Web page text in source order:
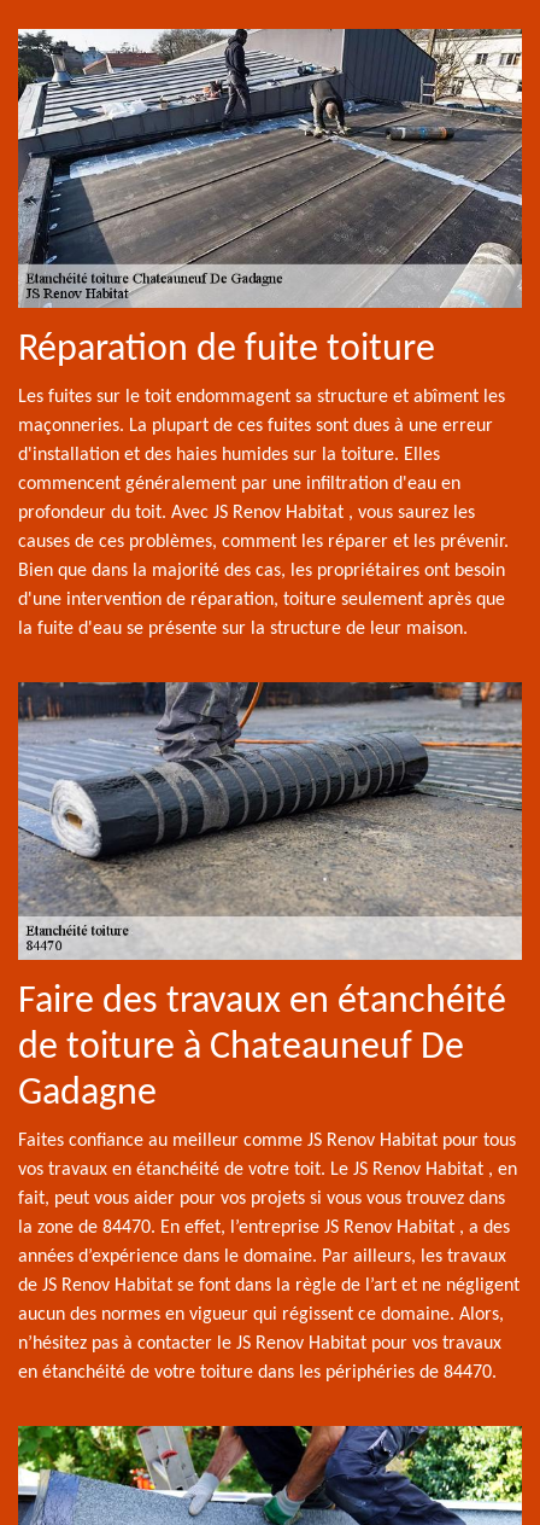
Réparation de fuite toiture
Les fuites sur le toit endommagent sa structure et abîment les
maçonneries. La plupart de ces fuites sont dues à une erreur
d'installation et des haies humides sur la toiture. Elles
commencent généralement par une infiltration d'eau en
profondeur du toit. Avec JS Renov Habitat , vous saurez les
causes de ces problèmes, comment les réparer et les prévenir.
Bien que dans la majorité des cas, les propriétaires ont besoin
d'une intervention de réparation, toiture seulement après que
la fuite d'eau se présente sur la structure de leur maison.
Faire des travaux en étanchéité
de toiture à Chateauneuf De
Gadagne
Faites confiance au meilleur comme JS Renov Habitat pour tous
vos travaux en étanchéité de votre toit. Le JS Renov Habitat , en
fait, peut vous aider pour vos projets si vous vous trouvez dans
la zone de 84470. En effet, l’entreprise JS Renov Habitat , a des
années d’expérience dans le domaine. Par ailleurs, les travaux
de JS Renov Habitat se font dans la règle de l’art et ne négligent
aucun des normes en vigueur qui régissent ce domaine. Alors,
n’hésitez pas à contacter le JS Renov Habitat pour vos travaux
en étanchéité de votre toiture dans les périphéries de 84470.